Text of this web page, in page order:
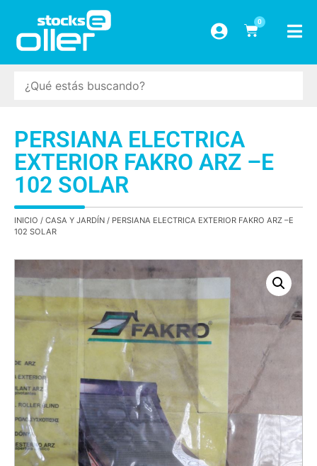
0
PERSIANA ELECTRICA
EXTERIOR FAKRO ARZ –E
102 SOLAR
INICIO / CASA Y JARDÍN / PERSIANA ELECTRICA EXTERIOR FAKRO ARZ –E
102 SOLAR